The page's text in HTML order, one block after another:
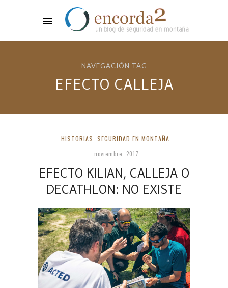
NAVEGACIÓN TAG
EFECTO CALLEJA
HISTORIAS SEGURIDAD EN MONTAÑA
noviembre, 2017
EFECTO KILIAN, CALLEJA O
DECATHLON: NO EXISTE